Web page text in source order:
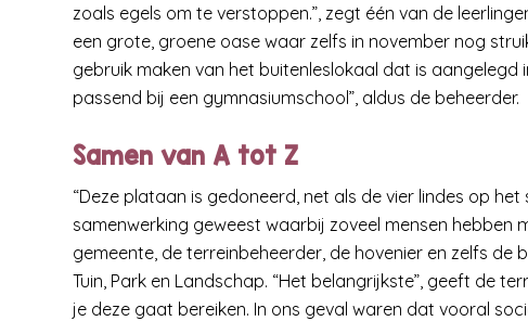
zoals egels om te verstoppen.”, zegt één van de
een grote, groene oase waar zelfs in november nog
gebruik maken van het buitenleslokaal dat is aangelegd
passend bij een gymnasiumschool”, aldus de beheerder.
Samen van A tot Z
“Deze plataan is gedoneerd, net als de vier lindes op
samenwerking geweest waarbij zoveel mensen hebben
gemeente, de terreinbeheerder, de hovenier en zelfs
Tuin, Park en Landschap. “Het belangrijkste”, geeft de
je deze gaat bereiken. In ons geval waren dat vooral